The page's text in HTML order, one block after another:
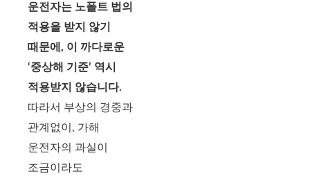
운전자는 노폴트 법의
적용을 받지 않기
때문에, 이 까다로운
‘중상해 기준’ 역시
적용받지 않습니다.
따라서 부상의 경중과
관계없이, 가해
운전자의 과실이
조금이라도